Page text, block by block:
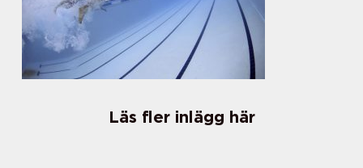
Läs fler inlägg här